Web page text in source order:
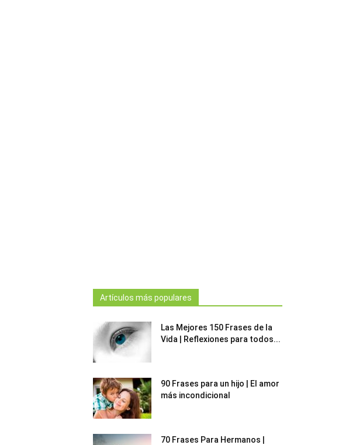
Artículos más populares
Las Mejores 150 Frases de la
Vida | Reflexiones para todos...
90 Frases para un hijo | El amor
más incondicional
70 Frases Para Hermanos |